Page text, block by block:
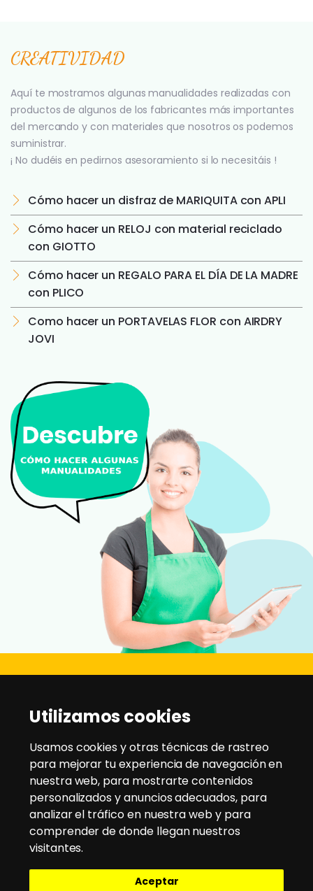
Utilizamos cookies
Usamos cookies y otras técnicas de rastreo
para mejorar tu experiencia de navegación en
nuestra web, para mostrarte contenidos
personalizados y anuncios adecuados, para
analizar el tráfico en nuestra web y para
comprender de donde llegan nuestros
visitantes.
Aceptar
CREATIVIDAD
Aquí te mostramos algunas manualidades realizadas con
productos de algunos de los fabricantes más importantes
del mercando y con materiales que nosotros os podemos
suministrar.
¡ No dudéis en pedirnos asesoramiento si lo necesitáis !
Cómo hacer un disfraz de MARIQUITA con APLI
Cómo hacer un RELOJ con material reciclado
con GIOTTO
Cómo hacer un REGALO PARA EL DÍA DE LA MADRE
con PLICO
Como hacer un PORTAVELAS FLOR con AIRDRY
JOVI
C/ Rio Jarama, 21 - Pol. Ind. Montesol
Tlfno:91 604 95 35/91 604 94 58
Email:disanz@disanz.es
Aviso Legal